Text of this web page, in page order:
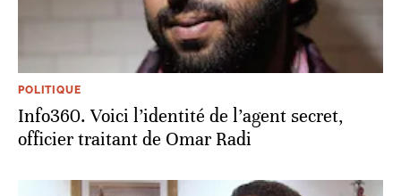
POLITIQUE
Info360. Voici l’identité de l’agent secret,
officier traitant de Omar Radi